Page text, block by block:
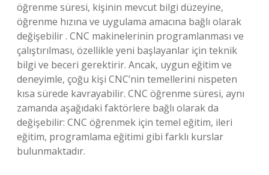
öğrenme süresi, kişinin mevcut bilgi düzeyine,
öğrenme hızına ve uygulama amacına bağlı olarak
değişebilir . CNC makinelerinin programlanması ve
çalıştırılması, özellikle yeni başlayanlar için teknik
bilgi ve beceri gerektirir. Ancak, uygun eğitim ve
deneyimle, çoğu kişi CNC’nin temellerini nispeten
kısa sürede kavrayabilir. CNC öğrenme süresi, aynı
zamanda aşağıdaki faktörlere bağlı olarak da
değişebilir: CNC öğrenmek için temel eğitim, ileri
eğitim, programlama eğitimi gibi farklı kurslar
bulunmaktadır.